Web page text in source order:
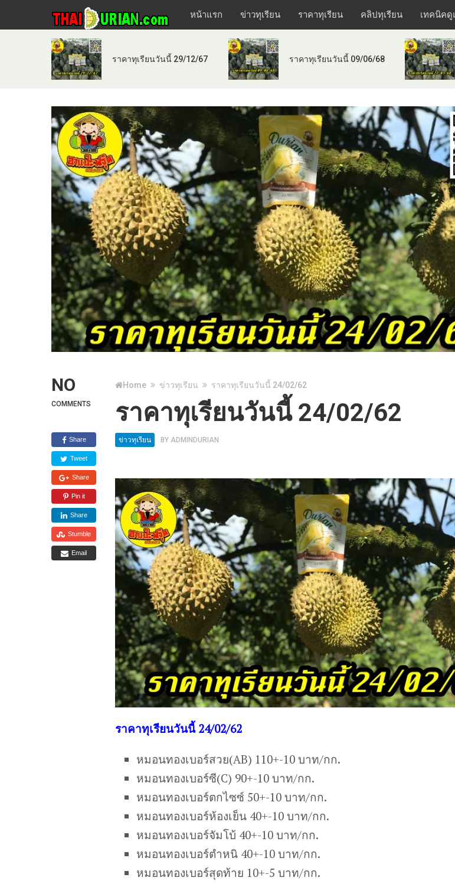
หน้าแรก ข่าวทุเรียน ราคาทุเรียน คลิปทุเรียน เทคนิคดู
ราคาทุเรียนวันนี้ 29/12/67 ราคาทุเรียนวันนี้ 09/06/68
NO
COMMENTS
Share
Tweet
Share
Pin it
Share
Stumble
Email
Home ข่าวทุเรียน ราคาทุเรียนวันนี้ 24/02/62
ราคาทุเรียนวันนี้ 24/02/62
ข่าวทุเรียน BY ADMINDURIAN
ราคาทุเรียนวันนี้ 24/02/62
หมอนทองเบอร์สวย(AB) 110+-10 บาท/กก.
หมอนทองเบอร์ซี(C) 90+-10 บาท/กก.
หมอนทองเบอร์ตกไซซ์ 50+-10 บาท/กก.
หมอนทองเบอร์ห้องเย็น 40+-10 บาท/กก.
หมอนทองเบอร์จัมโบ้ 40+-10 บาท/กก.
หมอนทองเบอร์ตำหนิ 40+-10 บาท/กก.
หมอนทองเบอร์สุดท้าย 10+-5 บาท/กก.